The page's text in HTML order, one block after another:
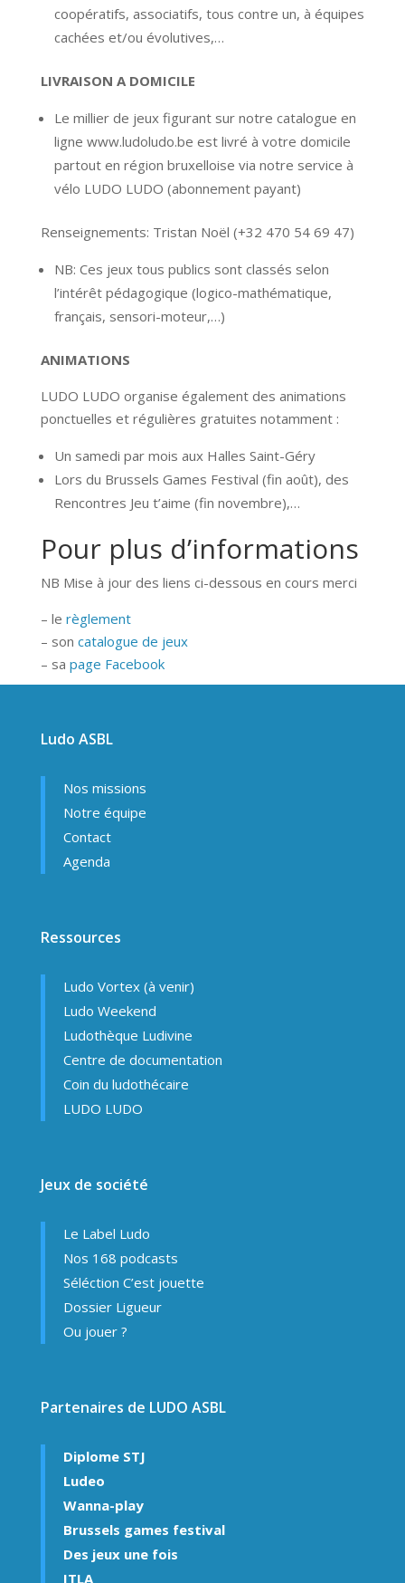
coopératifs, associatifs, tous contre un, à équipes
cachées et/ou évolutives,…
LIVRAISON A DOMICILE
Le millier de jeux figurant sur notre catalogue en
ligne www.ludoludo.be est livré à votre domicile
partout en région bruxelloise via notre service à
vélo LUDO LUDO (abonnement payant)
Renseignements: Tristan Noël (+32 470 54 69 47)
NB: Ces jeux tous publics sont classés selon
l’intérêt pédagogique (logico-mathématique,
français, sensori-moteur,…)
ANIMATIONS
LUDO LUDO organise également des animations
ponctuelles et régulières gratuites notamment :
Un samedi par mois aux Halles Saint-Géry
Lors du Brussels Games Festival (fin août), des
Rencontres Jeu t’aime (fin novembre),…
Pour plus d’informations
NB Mise à jour des liens ci-dessous en cours merci
– le règlement
– son catalogue de jeux
– sa page Facebook
Ludo ASBL
Nos missions
Notre équipe
Contact
Agenda
Ressources
Ludo Vortex (à venir)
Ludo Weekend
Ludothèque Ludivine
Centre de documentation
Coin du ludothécaire
LUDO LUDO
Jeux de société
Le Label Ludo
Nos 168 podcasts
Séléction C’est jouette
Dossier Ligueur
Ou jouer ?
Partenaires de LUDO ASBL
Diplome STJ
Ludeo
Wanna-play
Brussels games festival
Des jeux une fois
ITLA